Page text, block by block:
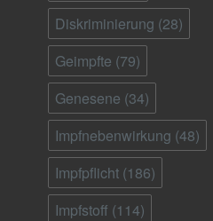
Diskriminierung (28)
Geimpfte (79)
Genesene (34)
Impfnebenwirkung (48)
Impfpflicht (186)
Impfstoff (114)